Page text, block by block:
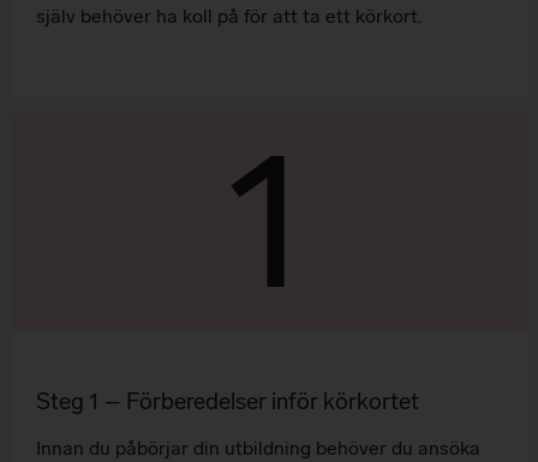
själv behöver ha koll på för att ta ett körkort.
1
Steg 1 – Förberedelser inför körkortet
Innan du påbörjar din utbildning behöver du ansöka